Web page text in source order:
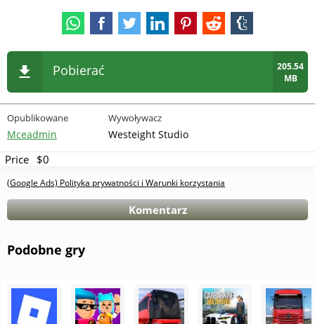
Pobierać
205.54
MB
Opublikowane
Mceadmin
Wywoływacz
Westeight Studio
Price $0
(Google Ads) Polityka prywatności i Warunki korzystania
Komentarz
Podobne gry